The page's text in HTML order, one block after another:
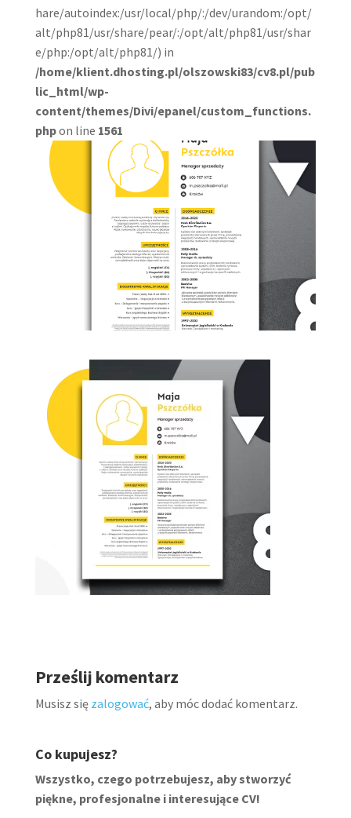
hare/autoindex:/usr/local/php/:/dev/urandom:/opt/
alt/php81/usr/share/pear/:/opt/alt/php81/usr/shar
e/php:/opt/alt/php81/) in
/home/klient.dhosting.pl/olszowski83/cv8.pl/pub
lic_html/wp-
content/themes/Divi/epanel/custom_functions.
phpon line 1561
Prześlij komentarz
Musisz się zalogować, aby móc dodać komentarz.
Co kupujesz?
Wszystko, czego potrzebujesz, aby stworzyć
piękne, profesjonalne i interesujące CV!